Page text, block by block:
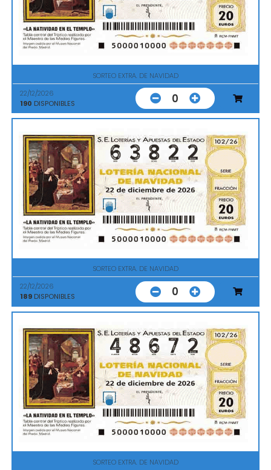
SORTEO EXTRA. DE NAVIDAD
22/12/2026
190 DISPONIBLES 0
SORTEO EXTRA. DE NAVIDAD
22/12/2026
189 DISPONIBLES 0
SORTEO EXTRA. DE NAVIDAD